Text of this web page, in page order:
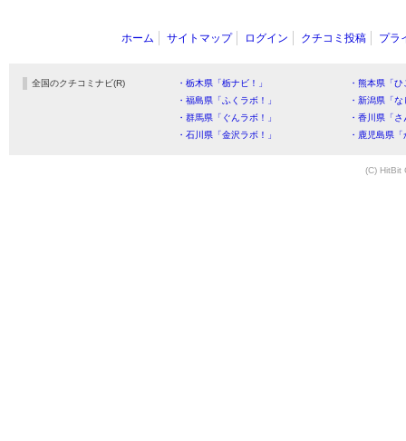
ホーム サイトマップ ログイン クチコミ投稿 プラ
全国のクチコミナビ(R) ・栃木県「栃ナビ！」
・熊本県「
・福島県「ふくラボ！」
・新潟県「
・群馬県「ぐんラボ！」
・香川県「
・石川県「金沢ラボ！」
・鹿児島県
(C) HitBit